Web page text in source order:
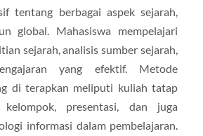
tentang berbagai aspek sejarah,
global. Mahasiswa mempelajari
sejarah, analisis sumber sejarah,
yang efektif. Metode
di terapkan meliputi kuliah tatap
presentasi, dan juga
informasi dalam pembelajaran.